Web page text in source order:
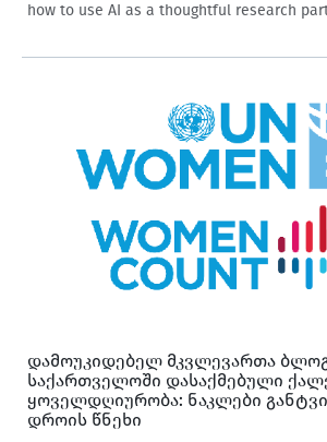
how to use AI as a thoughtful research
დამოუკიდებელ მკვლევართა
საქართველოში დასაქმებული
ყოველდღიურობა: ნაკლები
დროის წნეხი